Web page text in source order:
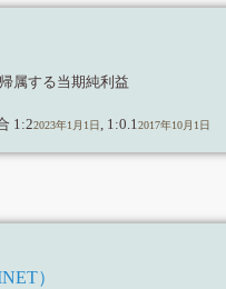
属する当期純利益
1:22023年1月1日, 1:0.12017年10月1日
）